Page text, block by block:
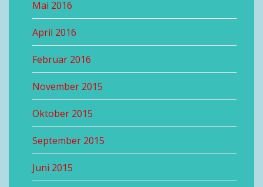
Mai 2016
April 2016
Februar 2016
November 2015
Oktober 2015
September 2015
Juni 2015